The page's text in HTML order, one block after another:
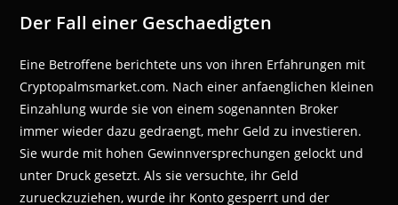
Der Fall einer Geschaedigten
Eine Betroffene berichtete uns von ihren Erfahrungen mit
Cryptopalmsmarket.com. Nach einer anfaenglichen kleinen
Einzahlung wurde sie von einem sogenannten Broker
immer wieder dazu gedraengt, mehr Geld zu investieren.
Sie wurde mit hohen Gewinnversprechungen gelockt und
unter Druck gesetzt. Als sie versuchte, ihr Geld
zurueckzuziehen, wurde ihr Konto gesperrt und der